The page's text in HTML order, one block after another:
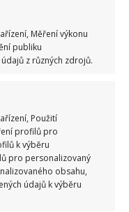
Měření výkonu
publiku
z různých zdrojů.
Použití
profilů pro
k výběru
pro personalizovaný
obsahu,
údajů k výběru
týmu. Po několika letech
zprávy ze světa